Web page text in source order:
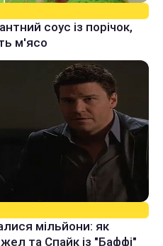
соус із порічок,
м'ясо
мільйони: як
та Спайк із "Баффі"